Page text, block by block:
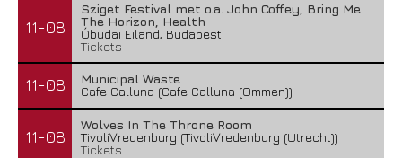
11-08
Sziget Festival met o.a. John Coffey, Bring Me
The Horizon, Health
Óbudai Eiland, Budapest
Tickets
11-08
Municipal Waste
Cafe Calluna (Cafe Calluna (Ommen))
11-08
Wolves In The Throne Room
TivoliVredenburg (TivoliVredenburg (Utrecht))
Tickets